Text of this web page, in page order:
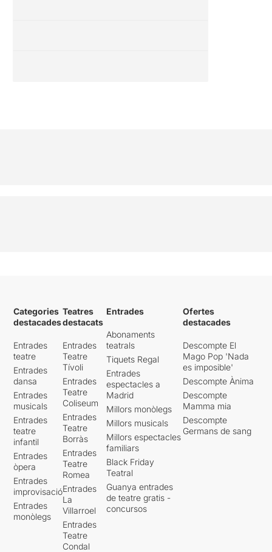
Categories
destacades
Entrades
teatre
Entrades
dansa
Entrades
musicals
Entrades
teatre
infantil
Entrades
òpera
Entrades
improvisació
Entrades
monòlegs
Teatres
destacats
Entrades
Teatre
Tívoli
Entrades
Teatre
Coliseum
Entrades
Teatre
Borràs
Entrades
Teatre
Romea
Entrades
La
Villarroel
Entrades
Teatre
Condal
Entrades
Abonaments
teatrals
Tiquets Regal
Entrades
espectacles a
Madrid
Millors monòlegs
Millors musicals
Millors espectacles
familiars
Black Friday
Teatral
Guanya entrades
de teatre gratis -
concursos
Ofertes
destacades
Descompte El
Mago Pop 'Nada
es imposible'
Descompte Ànima
Descompte
Mamma mia
Descompte
Germans de sang